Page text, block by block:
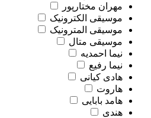
مهران مختارپور
موسیقی الکترونیک
موسیقی المترونیک
موسیقی متال
نیما احمدیه
نیما رفیع
هادی کیانی
هاروت
هامد بابایی
هندی